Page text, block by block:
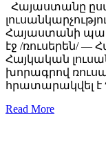
Հայաստանը
Հայաստանի
էջ /ռուսերեն/
Հայկական
խորագրով
հրատարակվել է
Read More